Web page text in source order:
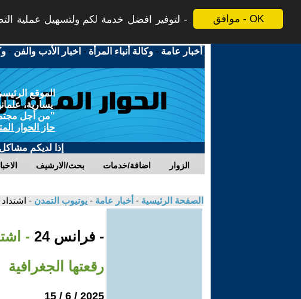
موافق - OK
لتوفير افضل خدمة لكم ولتسهيل عملية
أخبار عامة -وكالة أنباء المرأة - اخبار الأدب والفن -
الموقع
يسارية،
"من أجل
حاز الحوار
إذا لديكم
بحث/الارشيف اضافة/خدمات الزوار
الصفحة الرئيسية - أخبار عامة - يوتيوب التمدن -
- فرانس 24
-
رقعتها الجغرافية
2025 / 6 / 15